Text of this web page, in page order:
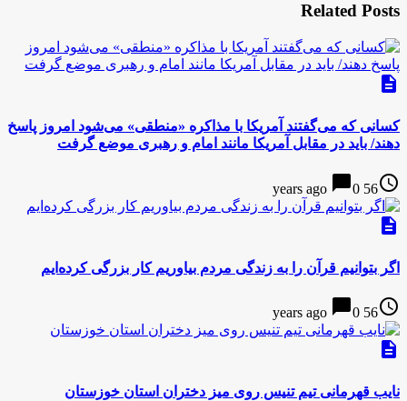
Related Posts
description
کسانی که می‌گفتند آمریکا با مذاکره «منطقی» می‌شود امروز پاسخ
دهند/ باید در مقابل آمریکا مانند امام و رهبری موضع گرفت
access_time
56 years ago
chat_bubble0
description
اگر بتوانیم قرآن را به زندگی مردم بیاوریم کار بزرگی کرده‌ایم
access_time
56 years ago
chat_bubble0
description
نايب قهرمانی تیم تنیس روی میز دختران استان خوزستان